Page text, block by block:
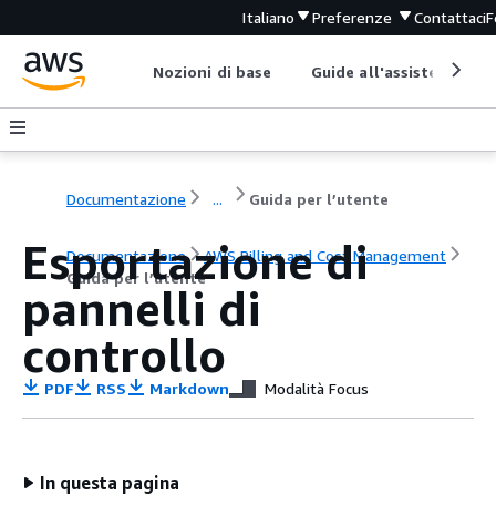
Italiano Preferenze Contattaci
Nozioni di base Guide all'assistenza
Documentazione ... Guida per l’utente
Documentazione
AWS Billing and Cost Management
Guida per l’utente
Esportazione di
pannelli di
controllo
PDF RSS Markdown Modalità Focus
In questa pagina